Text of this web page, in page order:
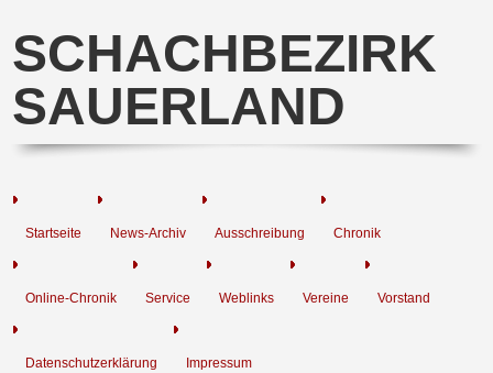
SCHACHBEZIRK
SAUERLAND
Startseite News-Archiv Ausschreibung Chronik
Online-Chronik Service Weblinks Vereine Vorstand
Datenschutzerklärung Impressum